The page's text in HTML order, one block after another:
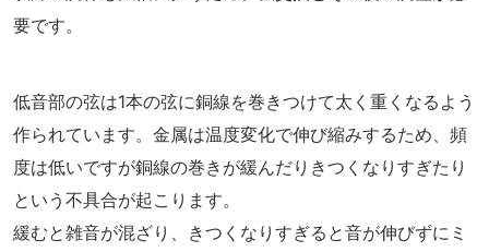
要です。
低音部の弦は1本の弦に銅線を巻きつけて太く重くなるよう
作られています。金属は温度変化で伸び縮みするため、頻
度は低いですが銅線の巻きが緩んだりきつくなりすぎたり
という不具合が起こります。
緩むと雑音が混ざり、きつくなりすぎると音が伸びずにミ